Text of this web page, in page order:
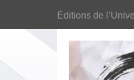
Éditions de